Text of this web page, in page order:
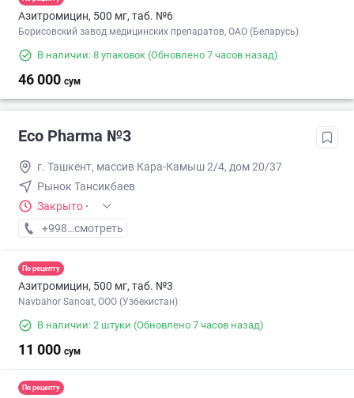
Азитромицин, 500 мг, таб. №6
Борисовский завод медицинских препаратов, ОАО (Беларусь)
В наличии: 8 упаковок (Обновлено 7 часов назад)
46 000 сум
Eco Pharma №3
г. Ташкент, массив Кара-Камыш 2/4, дом 20/37
Рынок Тансикбаев
Закрыто ·
+998 (99) XXX-XX-XX
смотреть
По рецепту
Азитромицин, 500 мг, таб. №3
Navbahor Sanoat, ООО (Узбекистан)
В наличии: 2 штуки (Обновлено 7 часов назад)
11 000 сум
По рецепту